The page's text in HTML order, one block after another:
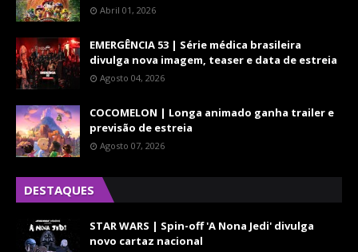
Abril 01, 2026
EMERGÊNCIA 53 | Série médica brasileira
divulga nova imagem, teaser e data de estreia
Agosto 04, 2026
COCOMELON | Longa animado ganha trailer e
previsão de estreia
Agosto 07, 2026
DESTAQUES
STAR WARS | Spin-off 'A Nona Jedi' divulga
novo cartaz nacional